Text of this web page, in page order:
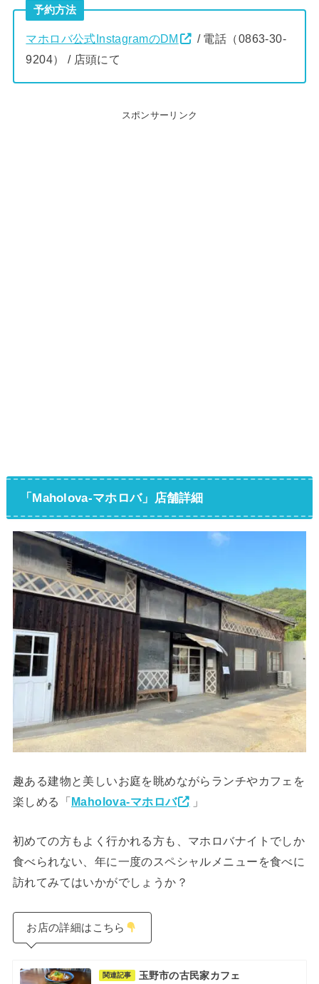
予約方法
マホロバ公式InstagramのDM
/ 電話（0863-30-
9204） / 店頭にて
スポンサーリンク
「Maholova-マホロバ」店舗詳細
趣ある建物と美しいお庭を眺めながらランチやカフェを
楽しめる「Maholova-マホロバ 」
初めての方もよく行かれる方も、マホロバナイトでしか
食べられない、年に一度のスペシャルメニューを食べに
訪れてみてはいかがでしょうか？
お店の詳細はこちら
関連記事 玉野市の古民家カフェ